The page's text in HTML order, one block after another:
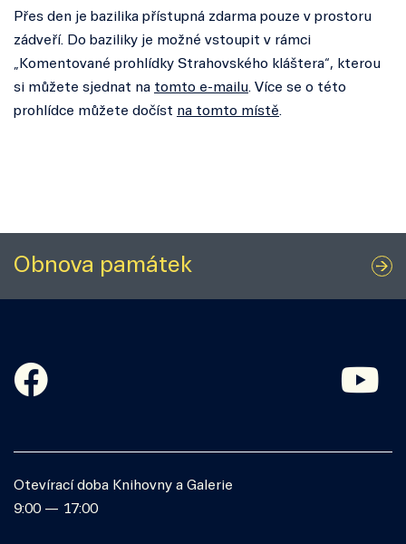
Přes den je bazilika přístupná zdarma pouze v prostoru
zádveří. Do baziliky je možné vstoupit v rámci
„Komentované prohlídky Strahovského kláštera“, kterou
si můžete sjednat na tomto e-mailu. Více se o této
prohlídce můžete dočíst na tomto místě.
Obnova památek
Otevírací doba Knihovny a Galerie
9:00 — 17:00